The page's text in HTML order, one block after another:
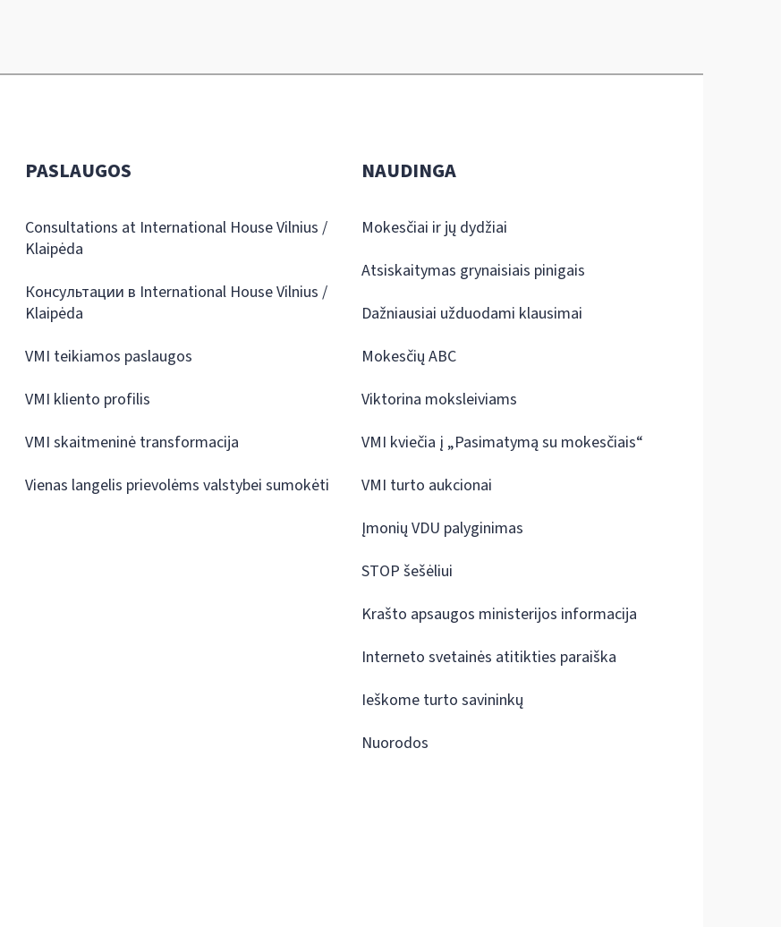
PASLAUGOS
Consultations at International House Vilnius /
Klaipėda
Консультации в International House Vilnius /
Klaipėda
VMI teikiamos paslaugos
VMI kliento profilis
VMI skaitmeninė transformacija
Vienas langelis prievolėms valstybei sumokėti
NAUDINGA
Mokesčiai ir jų dydžiai
Atsiskaitymas grynaisiais pinigais
Dažniausiai užduodami klausimai
Mokesčių ABC
Viktorina moksleiviams
VMI kviečia į „Pasimatymą su mokesčiais“
VMI turto aukcionai
Įmonių VDU palyginimas
STOP šešėliui
Krašto apsaugos ministerijos informacija
Interneto svetainės atitikties paraiška
Ieškome turto savininkų
Nuorodos